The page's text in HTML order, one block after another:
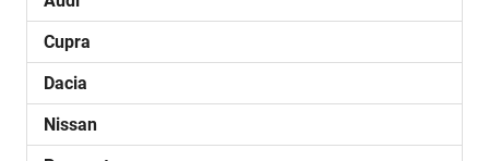
Cupra
Dacia
Nissan